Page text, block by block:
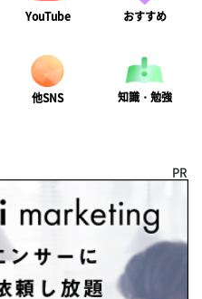
YouTube おすすめ
他SNS 知識・勉強
PR